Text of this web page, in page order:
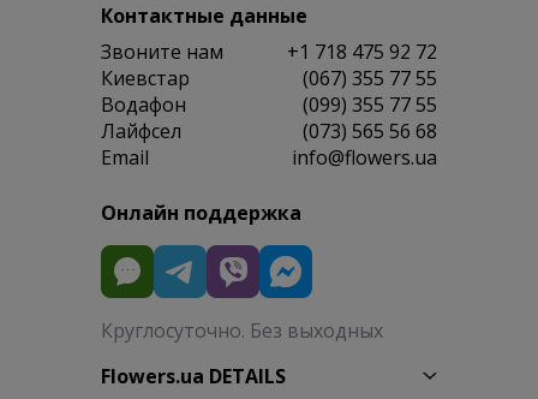
Контактные данные
Звоните нам
+1 718 475 92 72
Киевстар
(067) 355 77 55
Водафон
(099) 355 77 55
Лайфсел
(073) 565 56 68
Email
info@flowers.ua
Онлайн поддержка
Круглосуточно. Без выходных
Flowers.ua DETAILS